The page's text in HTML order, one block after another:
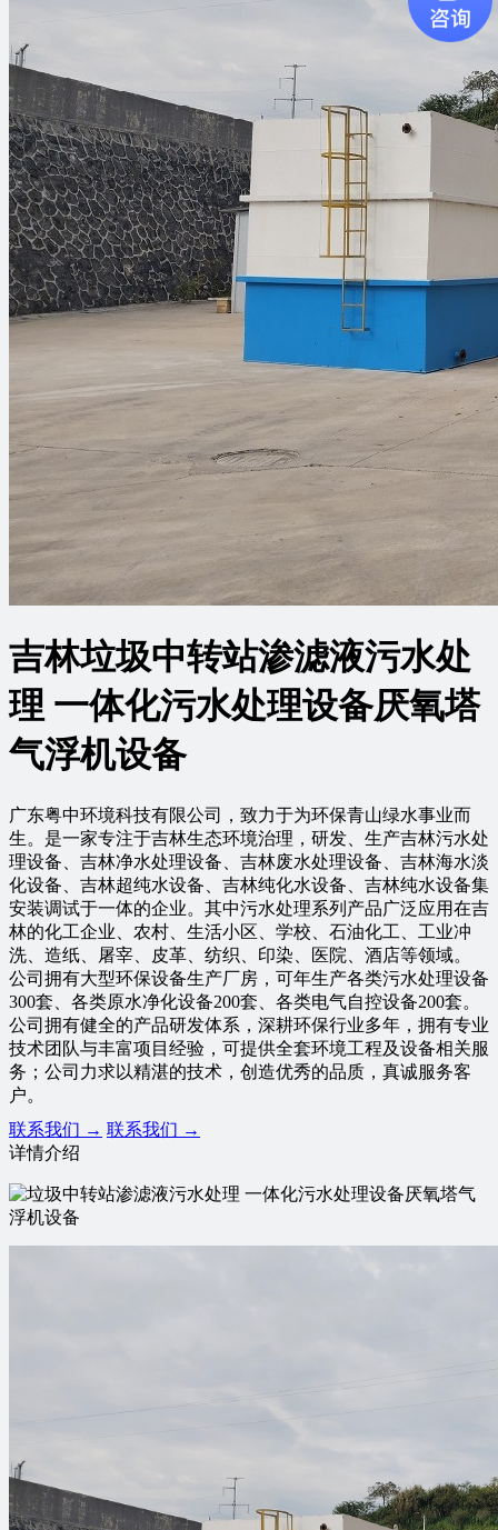
吉林垃圾中转站渗滤液污水处
理 一体化污水处理设备厌氧塔
气浮机设备
广东粤中环境科技有限公司，致力于为环保青山绿水事业而
生。是一家专注于吉林生态环境治理，研发、生产吉林污水处
理设备、吉林净水处理设备、吉林废水处理设备、吉林海水淡
化设备、吉林超纯水设备、吉林纯化水设备、吉林纯水设备集
安装调试于一体的企业。其中污水处理系列产品广泛应用在吉
林的化工企业、农村、生活小区、学校、石油化工、工业冲
洗、造纸、屠宰、皮革、纺织、印染、医院、酒店等领域。
公司拥有大型环保设备生产厂房，可年生产各类污水处理设备
300套、各类原水净化设备200套、各类电气自控设备200套。
公司拥有健全的产品研发体系，深耕环保行业多年，拥有专业
技术团队与丰富项目经验，可提供全套环境工程及设备相关服
务；公司力求以精湛的技术，创造优秀的品质，真诚服务客
户。
联系我们 → 联系我们 →
详情介绍